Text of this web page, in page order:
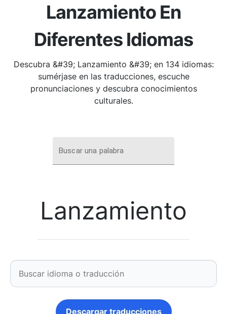
Lanzamiento En
Diferentes Idiomas
Descubra &#39; Lanzamiento &#39; en 134 idiomas:
sumérjase en las traducciones, escuche
pronunciaciones y descubra conocimientos
culturales.
Buscar una palabra
Lanzamiento
Descargar traducciones